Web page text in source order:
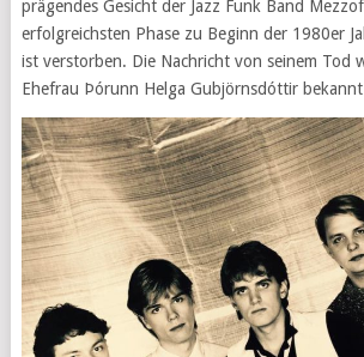
prägendes Gesicht der Jazz Funk Band
erfolgreichsten Phase zu Beginn der 1980er
ist verstorben. Die Nachricht von seinem Tod
Ehefrau Þórunn Helga Gubjörnsdóttir